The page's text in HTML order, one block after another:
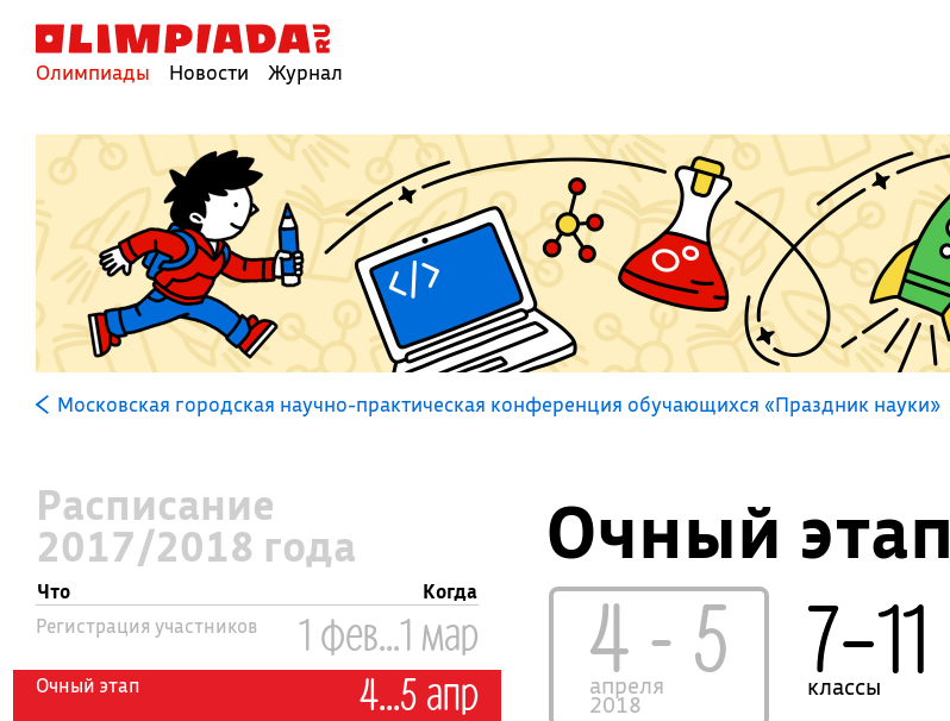
Олимпиады Новости Журнал
Московская городская научно-практическая конференция обучающихся «Праздник науки»
Расписание
2017/2018 года
Что
Когда
Регистрация участников
1 фев...1 мар
Очный этап 4...5 апр
Очный этап
4 - 5
апреля
2018
7–11
классы